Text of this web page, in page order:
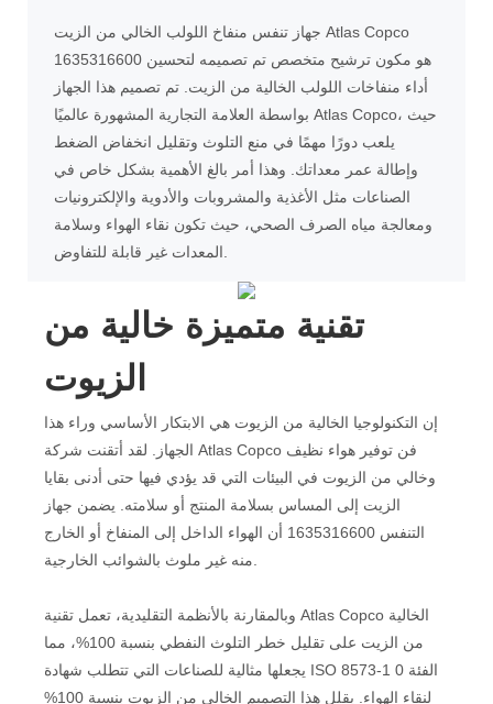
جهاز تنفس منفاخ اللولب الخالي من الزيت Atlas Copco
1635316600 هو مكون ترشيح متخصص تم تصميمه لتحسين
أداء منفاخات اللولب الخالية من الزيت. تم تصميم هذا الجهاز
بواسطة العلامة التجارية المشهورة عالميًا Atlas Copco، حيث
يلعب دورًا مهمًا في منع التلوث وتقليل انخفاض الضغط
وإطالة عمر معداتك. وهذا أمر بالغ الأهمية بشكل خاص في
الصناعات مثل الأغذية والمشروبات والأدوية والإلكترونيات
ومعالجة مياه الصرف الصحي، حيث تكون نقاء الهواء وسلامة
المعدات غير قابلة للتفاوض.
تقنية متميزة خالية من
الزيوت
إن التكنولوجيا الخالية من الزيوت هي الابتكار الأساسي وراء هذا
الجهاز. لقد أتقنت شركة Atlas Copco فن توفير هواء نظيف
وخالي من الزيوت في البيئات التي قد يؤدي فيها حتى أدنى بقايا
الزيت إلى المساس بسلامة المنتج أو سلامته. يضمن جهاز
التنفس 1635316600 أن الهواء الداخل إلى المنفاخ أو الخارج
منه غير ملوث بالشوائب الخارجية.
وبالمقارنة بالأنظمة التقليدية، تعمل تقنية Atlas Copco الخالية
من الزيت على تقليل خطر التلوث النفطي بنسبة 100%، مما
يجعلها مثالية للصناعات التي تتطلب شهادة ISO 8573-1 الفئة 0
لنقاء الهواء. يقلل هذا التصميم الخالي من الزيوت بنسبة 100%